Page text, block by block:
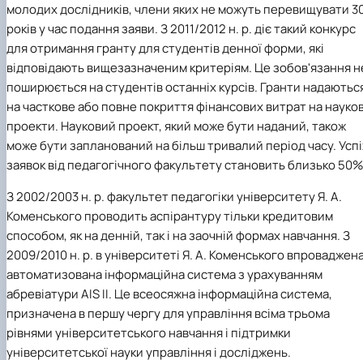
молодих дослідників, члени яких не можуть перевищувати
років у час подання заяви. З 2011/2012 н. р. діє такий конкурс
для отримання гранту для студентів денної форми, які
відповідають вищезазначеним критеріям. Це зобов'язання
поширюється на студентів останніх курсів. Гранти
на часткове або повне покриття фінансових витрат на
проекти. Науковий проект, який може бути наданий, також
може бути запланований на більш тривалий період часу.
заявок від педагогічного факультету становить близько
З 2002/2003 н. р. факультет педагогіки університету Я. А.
Коменського проводить аспірантуру тільки кредитовим
способом, як на денній, так і на заочній формах навчання. З
2009/2010 н. р. в університеті Я. А. Коменського
автоматизована інформаційна система з урахуванням
абревіатури AIS II. Це всеосяжна інформаційна система,
призначена в першу чергу для управління всіма трьома
рівнями університетського навчання і підтримки
університетської науки управління і досліджень.